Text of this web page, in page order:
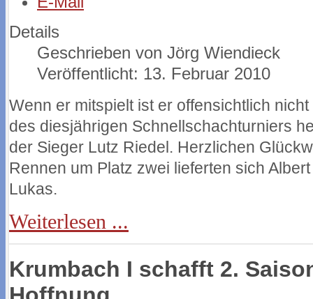
Details
Geschrieben von Jörg Wiendieck
Veröffentlicht: 13. Februar 2010
Wenn er mitspielt ist er offensichtlich
des diesjährigen Schnellschachturniers
der Sieger Lutz Riedel. Herzlichen
Rennen um Platz zwei lieferten sich
Lukas.
Weiterlesen ...
Krumbach I schafft 2.